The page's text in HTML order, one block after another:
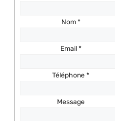
Nom*
Email*
Téléphone*
Message